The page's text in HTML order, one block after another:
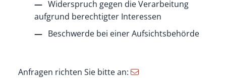
Widerspruch gegen die Verarbeitung
aufgrund berechtigter Interessen
Beschwerde bei einer Aufsichtsbehörde
Anfragen richten Sie bitte an: